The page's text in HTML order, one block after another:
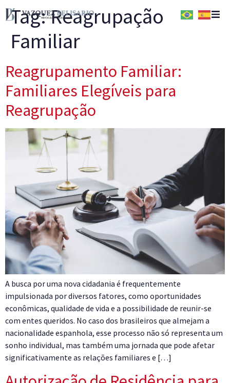
Home
Quem Somos
Serviços
Conteúdos
Tag:Reagrupação
Familiar
Reagrupamento Familiar:
Familiares Elegíveis para
Reagrupação
A busca por uma nova cidadania é frequentemente
impulsionada por diversos fatores, como oportunidades
econômicas, qualidade de vida e a possibilidade de reunir-se
com entes queridos. No caso dos brasileiros que almejam a
nacionalidade espanhola, esse processo não só representa um
sonho individual, mas também uma jornada que pode afetar
significativamente as relações familiares e […]